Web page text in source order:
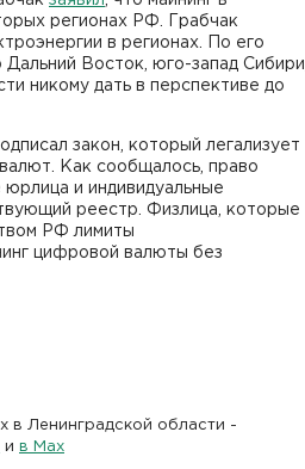
регионах РФ. Грабчак
в регионах. По его
Восток, юго-запад Сибири,
никому дать в перспективе до
закон, который легализует
Как сообщалось, право
юрлица и индивидуальные
реестр. Физлица, которые
РФ лимиты
цифровой валюты без
в Ленинградской области -
и в Maх